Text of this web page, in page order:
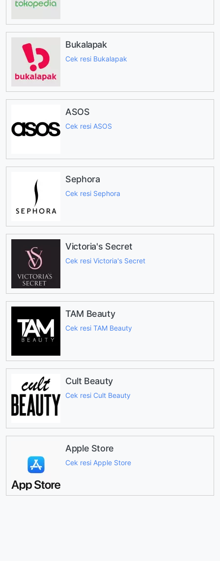
Bukalapak
Cek resi Bukalapak
ASOS
Cek resi ASOS
Sephora
Cek resi Sephora
Victoria's Secret
Cek resi Victoria's Secret
TAM Beauty
Cek resi TAM Beauty
Cult Beauty
Cek resi Cult Beauty
Apple Store
Cek resi Apple Store